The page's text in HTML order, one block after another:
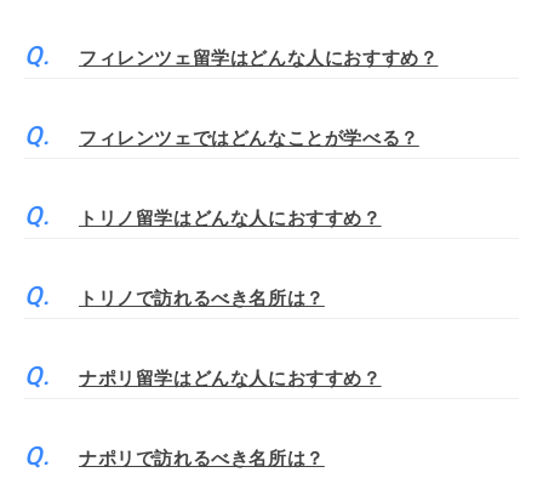
フィレンツェ留学はどんな人におすすめ？
フィレンツェではどんなことが学べる？
トリノ留学はどんな人におすすめ？
トリノで訪れるべき名所は？
ナポリ留学はどんな人におすすめ？
ナポリで訪れるべき名所は？